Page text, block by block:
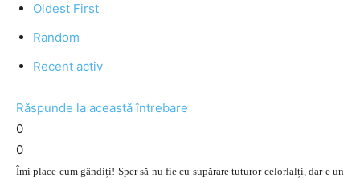
Oldest First
Random
Recent activ
Răspunde la această întrebare
0
0
Îmi place cum gândiți! Sper să nu fie cu supărare tuturor celorlalți, dar e un